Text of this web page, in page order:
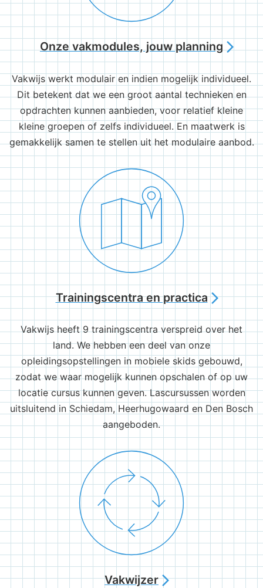
Onze vakmodules, jouw planningarrow_forward_ios
Vakwijs werkt modulair en indien mogelijk individueel.
Dit betekent dat we een groot aantal technieken en
opdrachten kunnen aanbieden, voor relatief kleine
kleine groepen of zelfs individueel. En maatwerk is
gemakkelijk samen te stellen uit het modulaire aanbod.
Trainingscentra en practicaarrow_forward_ios
Vakwijs heeft 9 trainingscentra verspreid over het
land. We hebben een deel van onze
opleidingsopstellingen in mobiele skids gebouwd,
zodat we waar mogelijk kunnen opschalen of op uw
locatie cursus kunnen geven. Lascursussen worden
uitsluitend in Schiedam, Heerhugowaard en Den Bosch
aangeboden.
Vakwijzerarrow_forward_ios